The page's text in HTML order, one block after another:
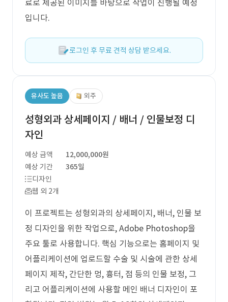
료로 제공된 이미지를 바탕으로 작업이 진행될 예정
입니다.
로그인 후 무료 견적 상담 받으세요.
유사도 높음 외주
성형외과 상세페이지 / 배너 / 인물보정 디
자인
예상 금액
12,000,000원
예상 기간
365일
디자인
웹 외 2개
이 프로젝트는 성형외과의 상세페이지, 배너, 인물 보
정 디자인을 위한 작업으로, Adobe Photoshop을
주요 툴로 사용합니다. 핵심 기능으로는 홈페이지 및
어플리케이션에 업로드할 수술 및 시술에 관한 상세
페이지 제작, 간단한 멍, 흉터, 점 등의 인물 보정, 그
리고 어플리케이션에 사용할 메인 배너 디자인이 포